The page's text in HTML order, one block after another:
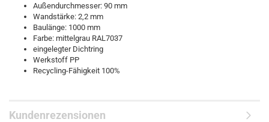
Außendurchmesser: 90 mm
Wandstärke: 2,2 mm
Baulänge: 1000 mm
Farbe: mittelgrau RAL7037
eingelegter Dichtring
Werkstoff PP
Recycling-Fähigkeit 100%
Kundenrezensionen